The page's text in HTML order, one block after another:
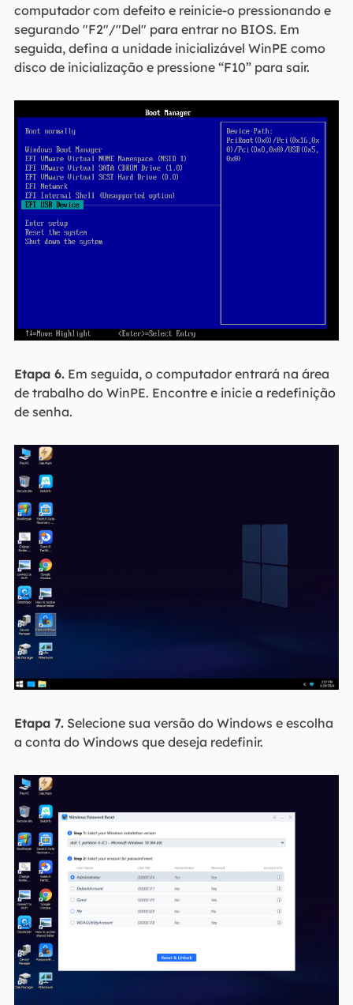
computador com defeito e reinicie-o pressionando e
segurando "F2"/"Del" para entrar no BIOS. Em
seguida, defina a unidade inicializável WinPE como
disco de inicialização e pressione “F10” para sair.
Etapa 6.Em seguida, o computador entrará na área
de trabalho do WinPE. Encontre e inicie a redefinição
de senha.
Etapa 7.Selecione sua versão do Windows e escolha
a conta do Windows que deseja redefinir.